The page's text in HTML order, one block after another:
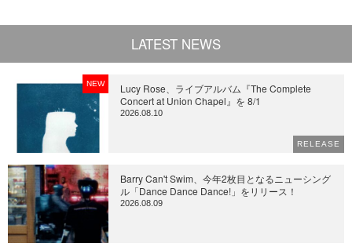
LATEST NEWS
NEW
Lucy Rose、ライブアルバム『The Complete
Concert at Union Chapel』を 8/1
2026.08.10
RELEASE
Barry Can't Swim、今年2枚目となるニューシング
ル「Dance Dance Dance!」をリリース！
2026.08.09